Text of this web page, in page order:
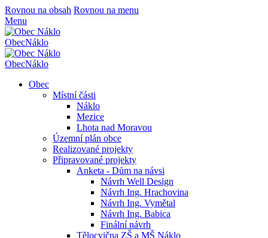
Rovnou na obsah Rovnou na menu
Menu
ObecNáklo
ObecNáklo
Obec
Místní části
Náklo
Mezice
Lhota nad Moravou
Územní plán obce
Realizované projekty
Připravované projekty
Anketa - Dům na návsi
Návrh Well Design
Návrh Ing. Hrachovina
Návrh Ing. Vymětal
Návrh Ing. Babica
Finální návrh
Tělocvična ZŠ a MŠ Náklo